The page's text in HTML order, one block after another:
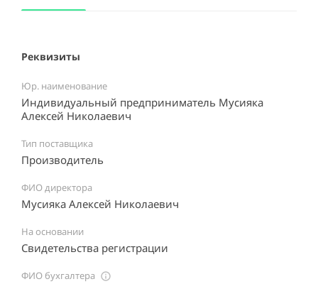
Реквизиты
Юр. наименование
Индивидуальный предприниматель Мусияка
Алексей Николаевич
Тип поставщика
Производитель
ФИО директора
Мусияка Алексей Николаевич
На основании
Свидетельства регистрации
ФИО бухгалтера